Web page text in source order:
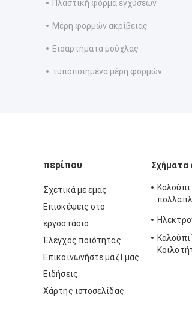
Πλαστική φόρμα εγχύσεων
Μέρη φορμών ακρίβειας
Εισαρτήματα μούχλας
τυποποιημένα μέρη φορμών
περίπου
Σχετικά με εμάς
Επισκέψεις στο
εργοστάσιο
Έλεγχος ποιότητας
Επικοινωνήστε μαζί μας
Ειδήσεις
Χάρτης ιστοσελίδας
Σχήματα